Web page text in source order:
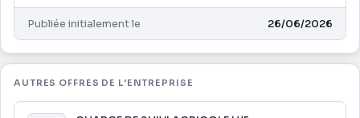
Rémunération : à définir selon l'expérience
Publiée initialement le 26/06/2026
AUTRES OFFRES DE L'ENTREPRISE